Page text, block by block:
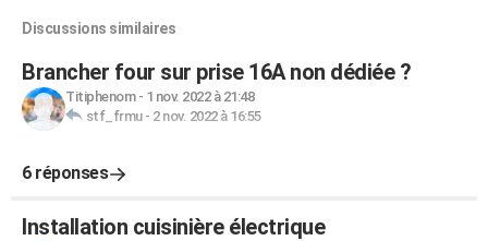
Discussions similaires
Brancher four sur prise 16A non dédiée ?
Titiphenom- 1 nov. 2022 à 21:48
stf_frmu- 2 nov. 2022 à 16:55
6 réponses
Installation cuisinière électrique